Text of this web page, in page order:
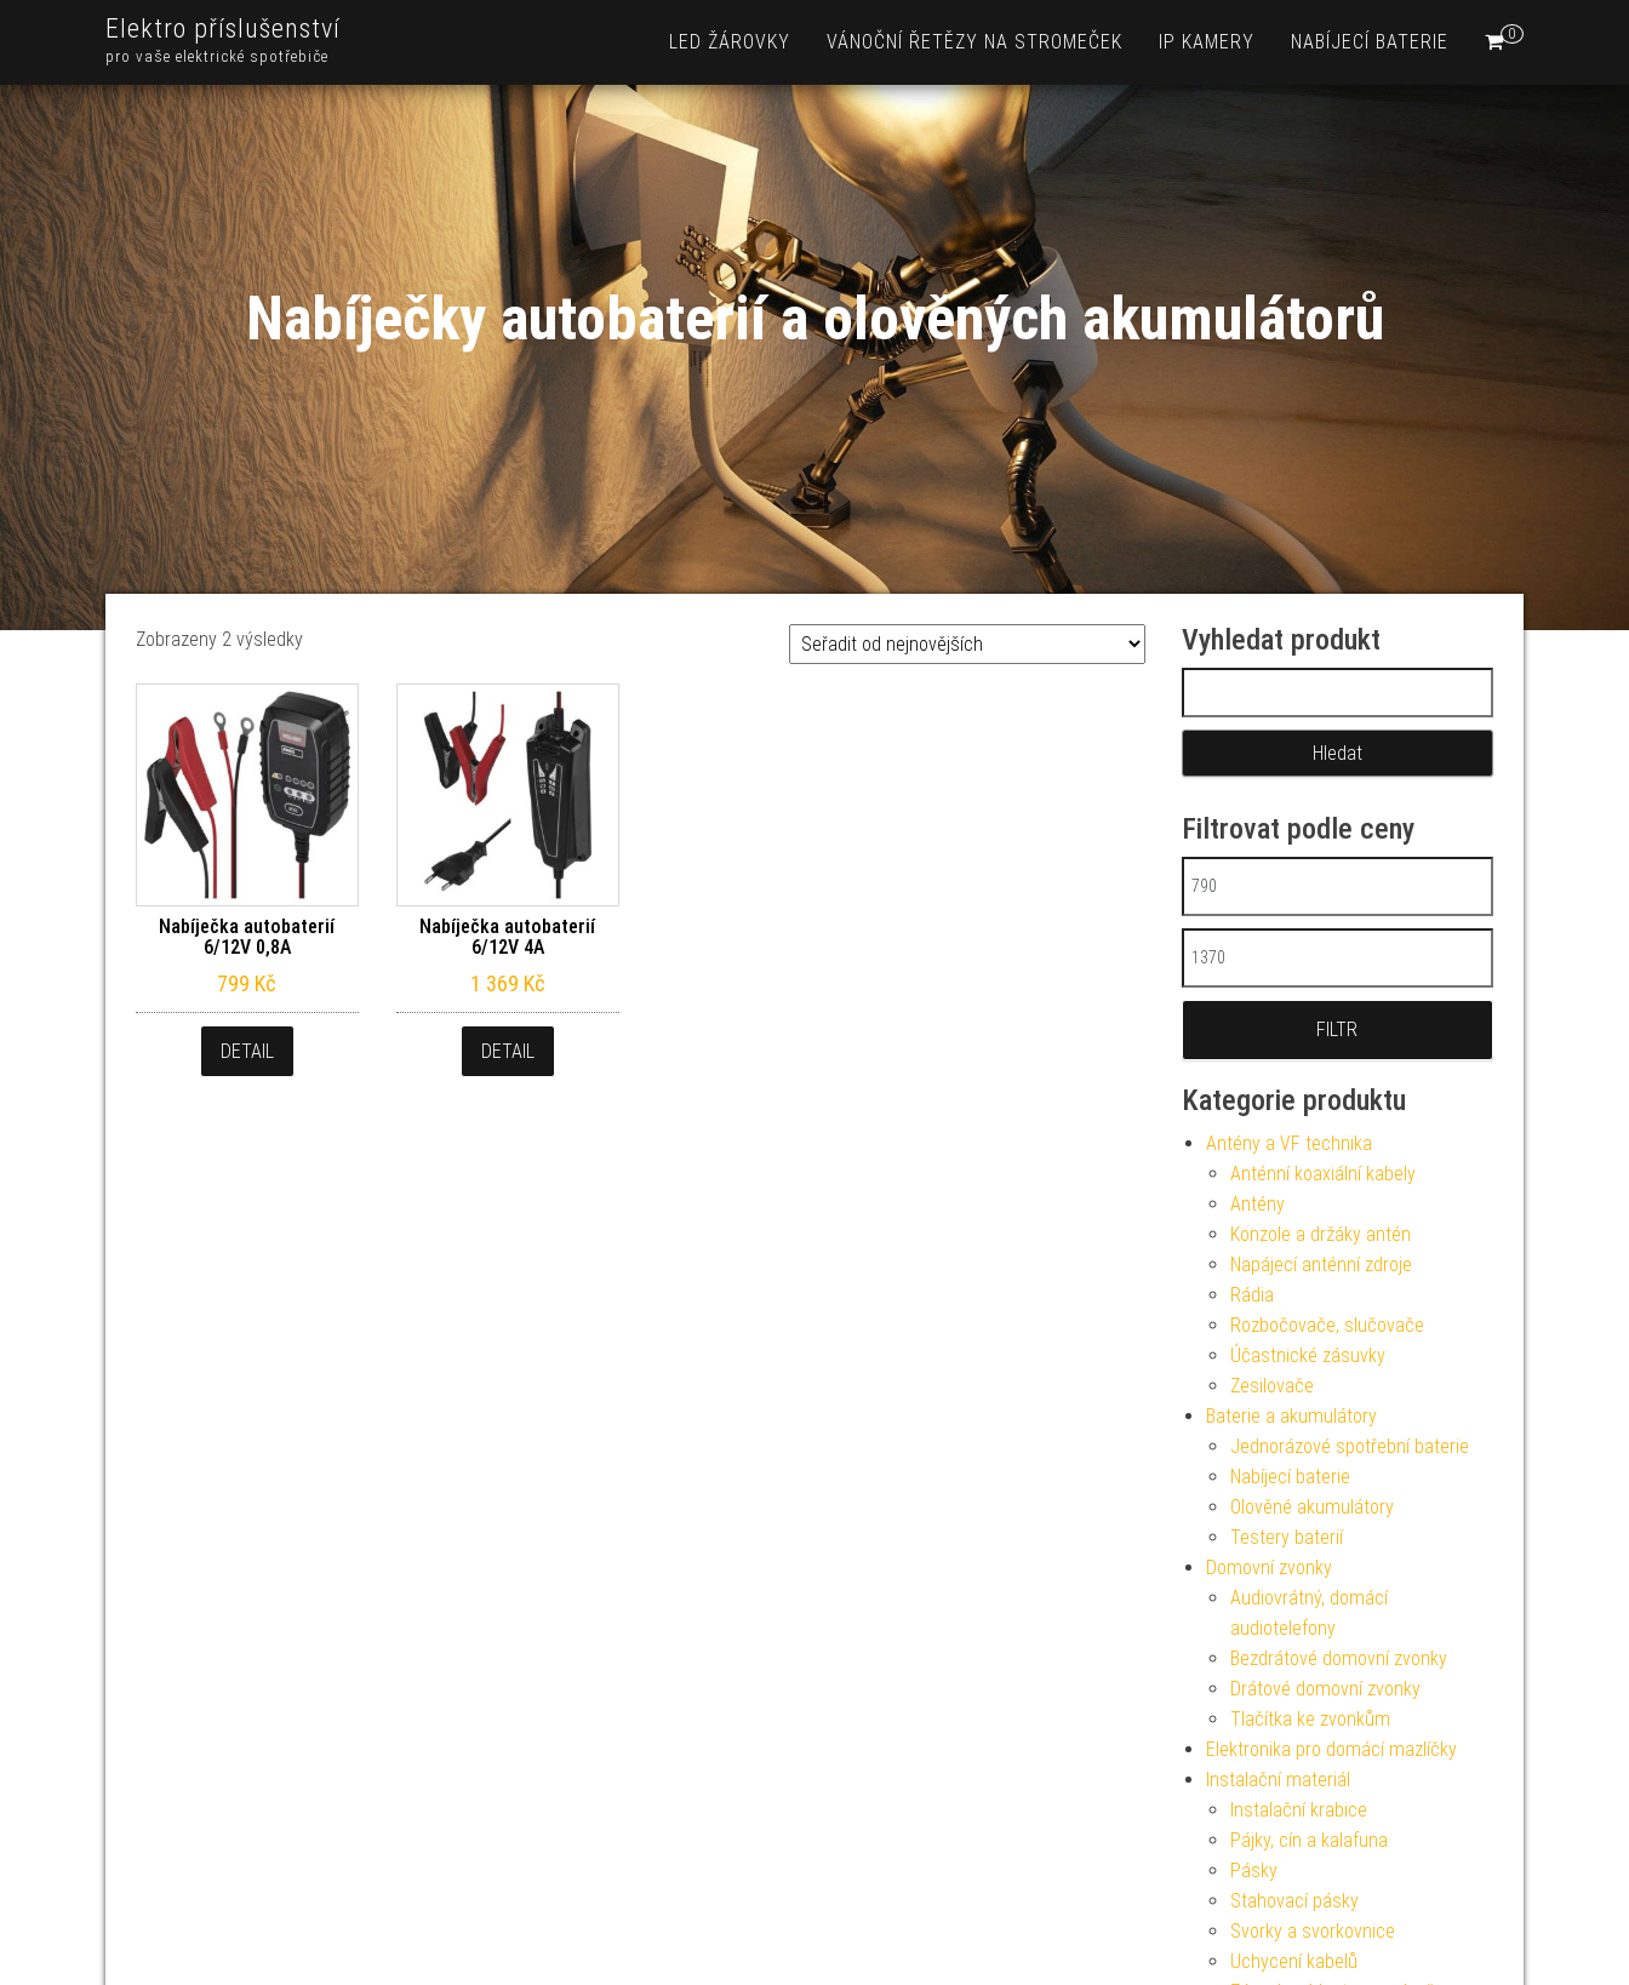
Elektro příslušenství
pro vaše elektrické spotřebiče
0
LED ŽÁROVKY VÁNOČNÍ ŘETĚZY NA STROMEČEK IP KAMERY NABÍJECÍ BATERIE
Nabíječky autobaterií a olověných akumulátorů
Zobrazeny 2 výsledkySeřazeno od nejnovějších
Nabíječka autobaterií
6/12V 0,8A
799 Kč
DETAIL
Nabíječka autobaterií
6/12V 4A
1 369 Kč
DETAIL
Vyhledat produkt
Filtrovat podle ceny
Minimální cena
Maximální cena
FILTR
Kategorie produktu
Antény a VF technika
Anténní koaxiální kabely
Antény
Konzole a držáky antén
Napájecí anténní zdroje
Rádia
Rozbočovače, slučovače
Účastnické zásuvky
Zesilovače
Baterie a akumulátory
Jednorázové spotřební baterie
Nabíjecí baterie
Olověné akumulátory
Testery baterií
Domovní zvonky
Audiovrátný, domácí
audiotelefony
Bezdrátové domovní zvonky
Drátové domovní zvonky
Tlačítka ke zvonkům
Elektronika pro domácí mazlíčky
Instalační materiál
Instalační krabice
Pájky, cín a kalafuna
Pásky
Stahovací pásky
Svorky a svorkovnice
Uchycení kabelů